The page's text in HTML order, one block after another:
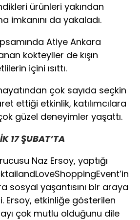
ürünleri yakından
imkanını da yakaladı.
Atiye Ankara
kokteyller de kışın
içini ısıttı.
çok sayıda seçkin
ettiği etkinlik, katılımcılara
güzel deneyimler yaşattı.
17 ŞUBAT’TA
Naz Ersoy, yaptığı
sosyal yaşantısını bir araya
Ersoy, etkinliğe gösterilen
çok mutlu olduğunu dile